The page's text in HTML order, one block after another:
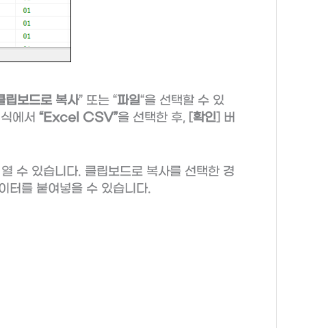
립보드로 복사” 또는 “파일“을 선택할 수 있
에서 “Excel CSV”을 선택한 후, [확인] 버
수 있습니다. 클립보드로 복사를 선택한 경
터를 붙여넣을 수 있습니다.